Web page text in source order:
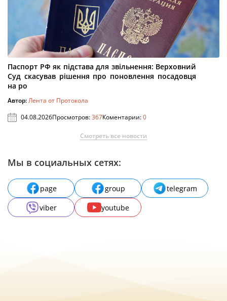
Паспорт РФ як підстава для звільнення: Верховний
Суд скасував рішення про поновлення посадовця
на ро
Автор:Лента от Протокола
04.08.2026Просмотров:367Коментарии:0
Смотреть все новости
Мы в социальных сетях:
page group
telegram
viber
youtube